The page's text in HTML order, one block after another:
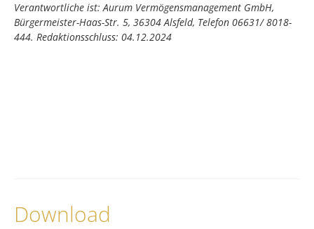
Verantwortliche ist: Aurum Vermögensmanagement GmbH,
Bürgermeister-Haas-Str. 5, 36304 Alsfeld, Telefon 06631/ 8018-
444. Redaktionsschluss: 04.12.2024
Download